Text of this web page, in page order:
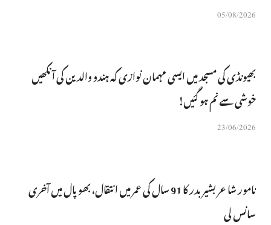
05/08/2026
بھیونڈی کی مسجد میں ایسی مہمان نوازی کہ ہندو والدین کی آنکھیں
خوشی سے نم ہو گئیں!
23/06/2026
نامور شاعر بشیر بدر کا 91 سال کی عمر میں انتقال، بھوپال میں آخری
سانس لی